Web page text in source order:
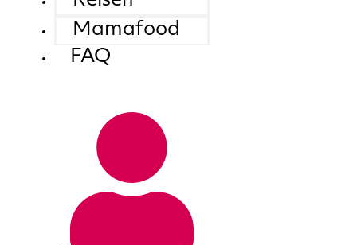
Mamafood
FAQ